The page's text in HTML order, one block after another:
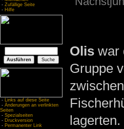
- Zufällige Seite
- Hilfe
- Links auf diese Seite
- Änderungen an verlinkten
Seiten
- Spezialseiten
- Druckversion
- Permanenter Link
Oliswar
Gruppe
zwischen
lagerten.